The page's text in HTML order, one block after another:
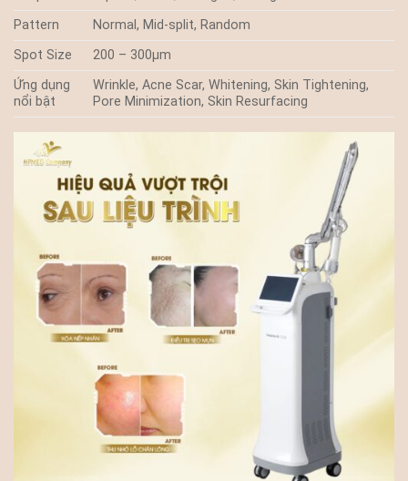
Pattern
Normal, Mid-split, Random
Spot Size
200 – 300µm
Ứng dụng
nổi bật
Wrinkle, Acne Scar, Whitening, Skin Tightening,
Pore Minimization, Skin Resurfacing